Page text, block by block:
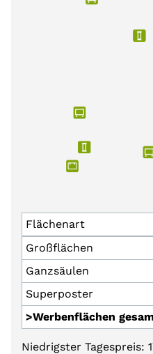
Flächenart
Großflächen
Ganzsäulen
Superposter
>Werbenflächen
Niedrigster Tagespreis: